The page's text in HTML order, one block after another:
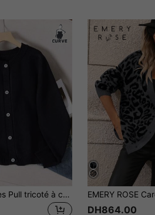
Resyla Femmes Pull tricoté à col rond, manches longues, cardigan classique, automne/hiver
DH864.00